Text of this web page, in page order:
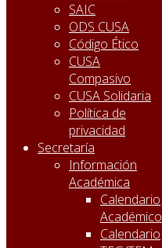
SAIC
ODS CUSA
Código Ético
CUSA
Compasivo
CUSA Solidaria
Política de
privacidad
Secretaría
Información
Académica
Calendario
Académico
Calendario